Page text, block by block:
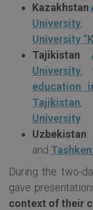
Kazakhstan:
University,
University
Tajikistan:
University,
education
Tajikistan,
University
Uzbekistan:
and
During the two-
gave
context of their